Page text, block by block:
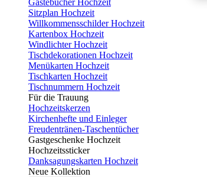
Gästebücher Hochzeit
Sitzplan Hochzeit
Willkommensschilder Hochzeit
Kartenbox Hochzeit
Windlichter Hochzeit
Tischdekorationen Hochzeit
Menükarten Hochzeit
Tischkarten Hochzeit
Tischnummern Hochzeit
Für die Trauung
Hochzeitskerzen
Kirchenhefte und Einleger
Freudentränen-Taschentücher
Gastgeschenke Hochzeit
Hochzeitssticker
Danksagungskarten Hochzeit
Neue Kollektion